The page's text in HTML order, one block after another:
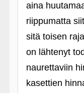
aina
riippumatta
sitä toisen
on lähtenyt
naurettaviin
kasettien